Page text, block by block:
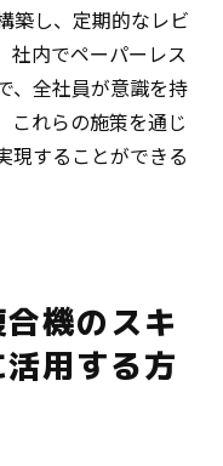
築し、定期的なレビ
社内でペーパーレス
、全社員が意識を持
これらの施策を通じ
現することができる
機のスキ
用する方